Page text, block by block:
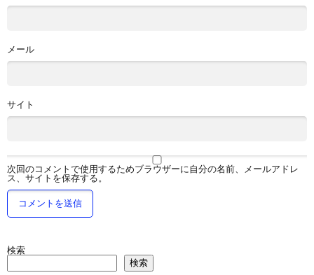
メール
サイト
次回のコメントで使用するためブラウザーに自分の名前、メールアドレ
ス、サイトを保存する。
検索
検索